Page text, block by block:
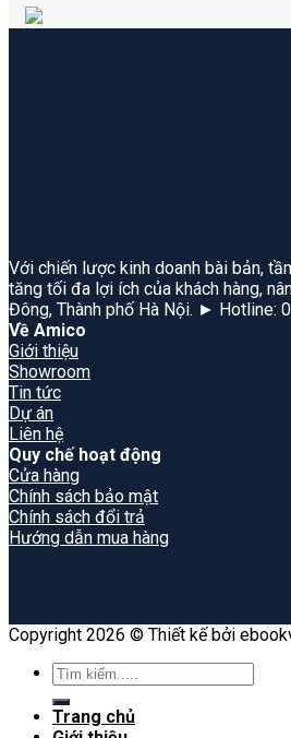
Với chiến lược kinh doanh bài bản,
tăng tối đa lợi ích của khách hàng,
Đông, Thành phố Hà Nội. ► Hotline:
Về Amico
Giới thiệu
Showroom
Tin tức
Dự án
Liên hệ
Quy chế hoạt động
Cửa hàng
Chính sách bảo mật
Chính sách đổi trả
Hướng dẫn mua hàng
Copyright 2026 © Thiết kế bởi
Search
for:
Trang chủ